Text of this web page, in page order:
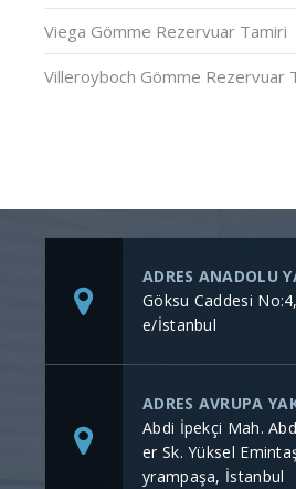
Viega Gömme Rezervuar Tamiri
Villeroyboch Gömme Rezervuar
ADRES ANADOLU
Göksu Caddesi
e/İstanbul
ADRES AVRUPA
Abdi İpekçi Mah.
er Sk. Yüksel
yrampaşa, İstanbul